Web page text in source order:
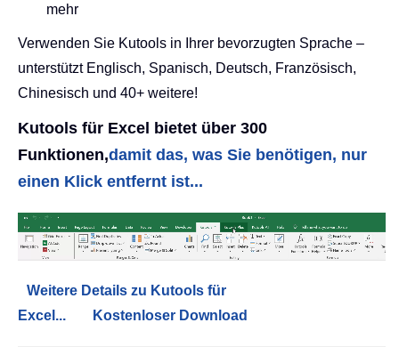
mehr
Verwenden Sie Kutools in Ihrer bevorzugten Sprache –
unterstützt Englisch, Spanisch, Deutsch, Französisch,
Chinesisch und 40+ weitere!
Kutools für Excel bietet über 300
Funktionen,damit das, was Sie benötigen, nur
einen Klick entfernt ist...
Weitere Details zu Kutools für
Excel...
Kostenloser Download